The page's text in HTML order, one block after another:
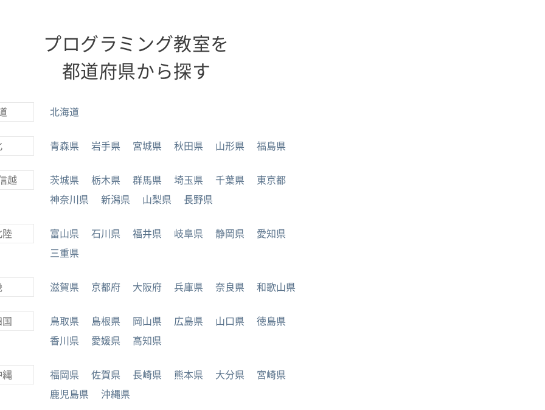
プログラミング教室を
都道府県から探す
北海道
青森県 岩手県 宮城県 秋田県 山形県 福島県
越 茨城県 栃木県 群馬県 埼玉県 千葉県
東京都
神奈川県
新潟県 山梨県 長野県
陸 富山県 石川県 福井県 岐阜県 静岡県
愛知県
三重県
滋賀県 京都府 大阪府 兵庫県 奈良県 和歌山県
鳥取県 島根県 岡山県 広島県 山口県
徳島県
香川県
愛媛県 高知県
縄 福岡県 佐賀県 長崎県 熊本県 大分県
宮崎県
鹿児島県
沖縄県